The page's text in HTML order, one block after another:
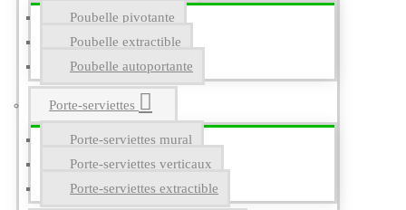
Poubelle pivotante
Poubelle extractible
Poubelle autoportante
Porte-serviettes
Porte-serviettes mural
Porte-serviettes verticaux
Porte-serviettes extractible